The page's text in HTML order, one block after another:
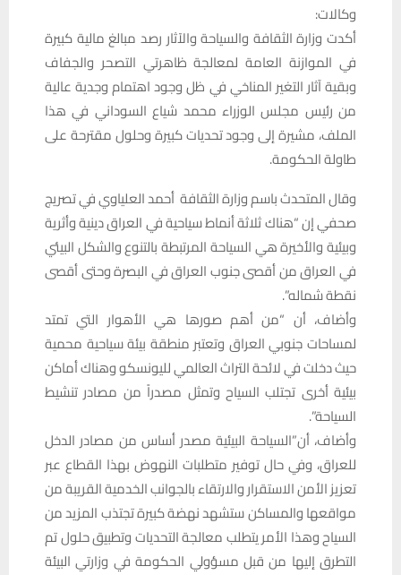
وكالات:
أكدت وزارة الثقافة والسياحة والآثار رصد مبالغ مالية كبيرة
في الموازنة العامة لمعالجة ظاهرتي التصحر والجفاف
وبقية آثار التغير المناخي في ظل وجود اهتمام وجدية عالية
من رئيس مجلس الوزراء محمد شياع السوداني في هذا
الملف، مشيرة إلى وجود تحديات كبيرة وحلول مقترحة على
طاولة الحكومة.
وقال المتحدث باسم وزارة الثقافة أحمد العلياوي في تصريج
صحفي إن “هناك ثلاثة أنماط سياحية في العراق دينية وأثرية
وبيئية والأخيرة هي السياحة المرتبطة بالتنوع والشكل البيئي
في العراق من أقصى جنوب العراق في البصرة وحتى أقصى
نقطة شماله”.
وأضاف، أن “من أهم صورها هي الأهوار التي تمتد
لمساحات جنوبي العراق وتعتبر منطقة بيئة سياحية محمية
حيث دخلت في لائحة التراث العالمي لليونسكو وهناك أماكن
بيئية أخرى تجتلب السياح وتمثل مصدراً من مصادر تنشيط
السياحة”.
وأضاف، أن”السياحة البيئية مصدر أساس من مصادر الدخل
للعراق، وفي حال توفير متطلبات النهوض بهذا القطاع عبر
تعزيز الأمن الاستقرار والارتقاء بالجوانب الخدمية القريبة من
مواقعها والمساكن ستشهد نهضة كبيرة تجتذب المزيد من
السياح وهذا الأمر يتطلب معالجة التحديات وتطبيق حلول تم
التطرق إليها من قبل مسؤولي الحكومة في وزارتي البيئة